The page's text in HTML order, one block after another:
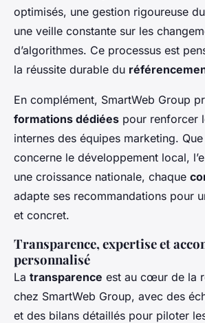
optimisés, une gestion rigoureuse
une veille constante sur les
d’algorithmes. Ce processus est
la réussite durable du
En complément, SmartWeb Group
formations dédiées pour renforcer
internes des équipes marketing.
concerne le développement local,
une croissance nationale, chaque
adapte ses recommandations pour
et concret.
Transparence, expertise et
personnalisé
La transparence est au cœur de la
chez SmartWeb Group, avec des
et des bilans détaillés pour piloter